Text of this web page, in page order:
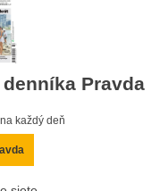
Pravda
každý deň